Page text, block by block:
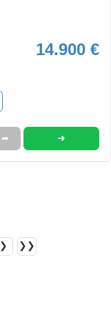
14.900 €
➦ ➜
❯ ❯❯